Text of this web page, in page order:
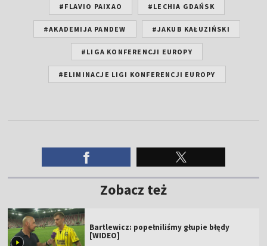
#FLAVIO PAIXAO #LECHIA GDAŃSK
#AKADEMIJA PANDEW #JAKUB KAŁUZIŃSKI
#LIGA KONFERENCJI EUROPY
#ELIMINACJE LIGI KONFERENCJI EUROPY
Zobacz też
Bartlewicz: popełniliśmy głupie błędy
[WIDEO]